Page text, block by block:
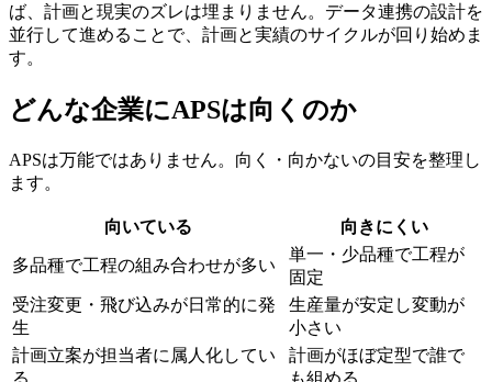
ば、計画と現実のズレは埋まりません。データ連携の設計を
並行して進めることで、計画と実績のサイクルが回り始めま
す。
どんな企業にAPSは向くのか
APSは万能ではありません。向く・向かないの目安を整理し
ます。
向いている 向きにくい
多品種で工程の組み合わせが多い
単一・少品種で工程が
固定
受注変更・飛び込みが日常的に発
生
生産量が安定し変動が
小さい
計画立案が担当者に属人化してい
る
計画がほぼ定型で誰で
も組める